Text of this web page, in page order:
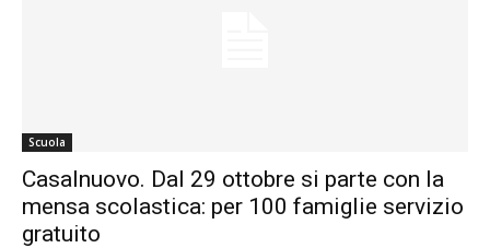
Scuola
Casalnuovo. Dal 29 ottobre si parte con la
mensa scolastica: per 100 famiglie servizio
gratuito